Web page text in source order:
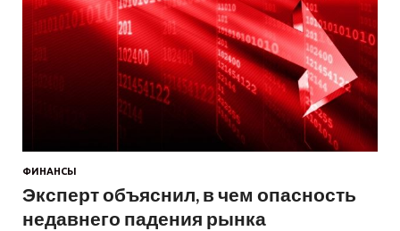
ФИНАНСЫ
Эксперт объяснил, в чем опасность
недавнего падения рынка